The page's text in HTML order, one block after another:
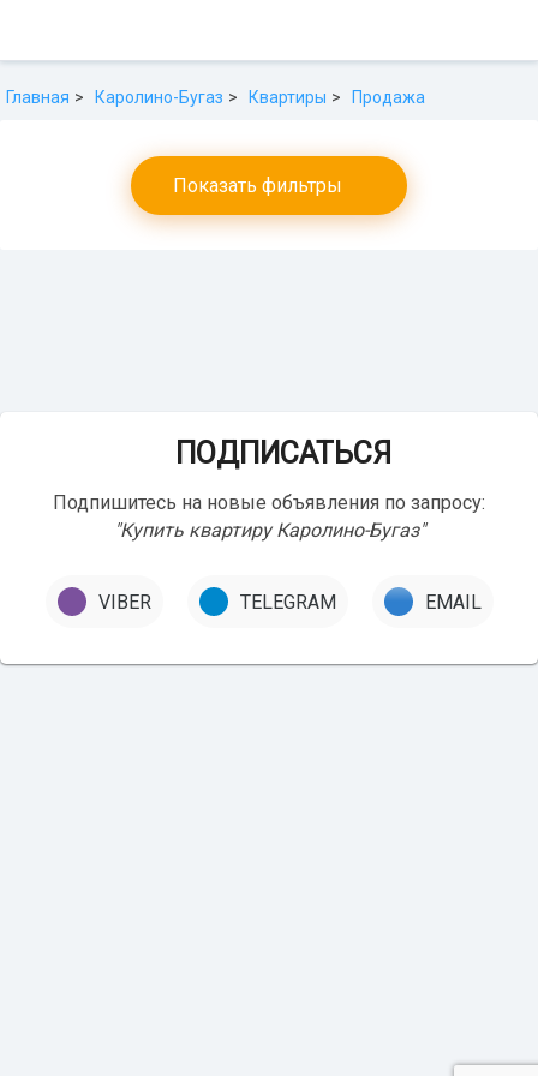
Главная Каролино-Бугаз Квартиры Продажа
Показать фильтры
ПОДПИСАТЬСЯ
Подпишитесь на новые объявления по запросу:
"Купить квартиру Каролино-Бугаз"
VIBER TELEGRAM EMAIL